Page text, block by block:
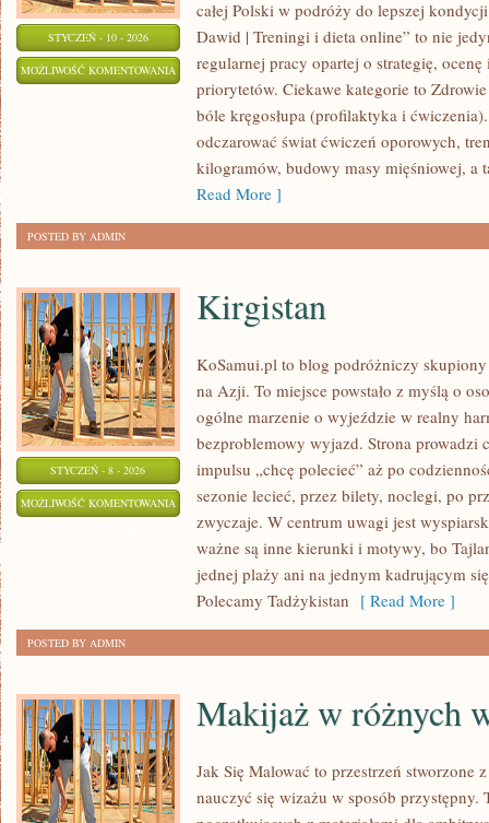
STYCZEŃ - 10 - 2026
MOŻLIWOŚĆ KOMENTOWANIA TRENING
FUNKCJONALNY
całej Polski w podróży do lepszej
Dawid | Treningi i dieta online” to nie
regularnej pracy opartej o strategię,
priorytetów. Ciekawe kategorie to
bóle kręgosłupa (profilaktyka i
odczarować świat ćwiczeń oporowych,
kilogramów, budowy masy mięśniowej, a
Read More ]
POSTED BY ADMIN
STYCZEŃ - 8 - 2026
MOŻLIWOŚĆ KOMENTOWANIA KIRGISTAN
Kirgistan
KoSamui.pl to blog podróżniczy
na Azji. To miejsce powstało z myślą o
ogólne marzenie o wyjeździe w realny
bezproblemowy wyjazd. Strona prowadzi
impulsu „chcę polecieć” aż po
sezonie lecieć, przez bilety, noclegi, po
zwyczaje. W centrum uwagi jest
ważne są inne kierunki i motywy, bo
jednej plaży ani na jednym kadrującym
Polecamy Tadżykistan [ Read More ]
POSTED BY ADMIN
Makijaż w różnych
Jak Się Malować to przestrzeń stworzone
nauczyć się wizażu w sposób przystępny.